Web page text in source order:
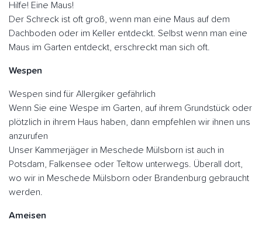
Hilfe! Eine Maus!
Der Schreck ist oft groß, wenn man eine Maus auf dem
Dachboden oder im Keller entdeckt. Selbst wenn man eine
Maus im Garten entdeckt, erschreckt man sich oft.
Wespen
Wespen sind für Allergiker gefährlich
Wenn Sie eine Wespe im Garten, auf ihrem Grundstück oder
plötzlich in ihrem Haus haben, dann empfehlen wir ihnen uns
anzurufen
Unser Kammerjäger in Meschede Mülsborn ist auch in
Potsdam, Falkensee oder Teltow unterwegs. Überall dort,
wo wir in Meschede Mülsborn oder Brandenburg gebraucht
werden.
Ameisen